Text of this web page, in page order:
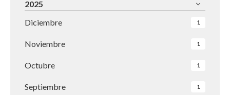
2025
Diciembre
1
Noviembre 1
Octubre 1
Septiembre 1